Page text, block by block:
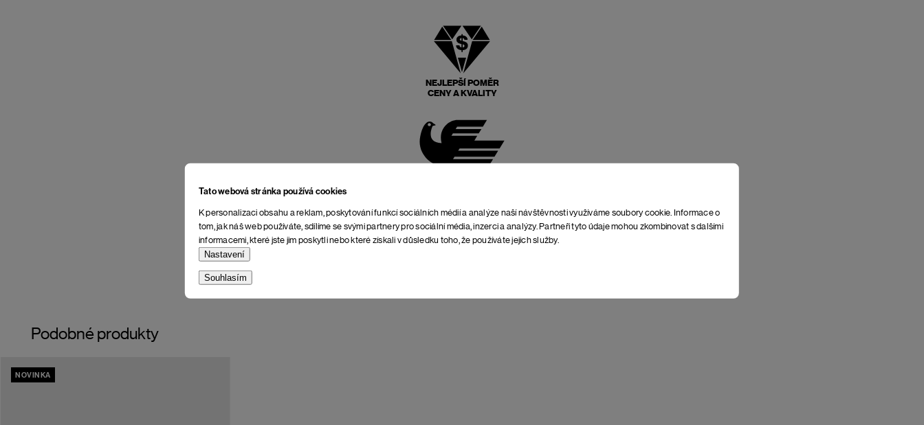
Tato webová stránka používá cookies
K personalizaci obsahu a reklam, poskytování funkcí sociálních médií a analýze naší návštěvnosti využíváme soubory cookie. Informace o
tom, jak náš web používáte, sdílíme se svými partnery pro sociální média, inzerci a analýzy. Partneři tyto údaje mohou zkombinovat s dalšími
informacemi, které jste jim poskytli nebo které získali v důsledku toho, že používáte jejich služby.
Nastavení
Souhlasím
NEJLEPŠÍ POMĚR
CENY A KVALITY
Podobné produkty
NOVINKA